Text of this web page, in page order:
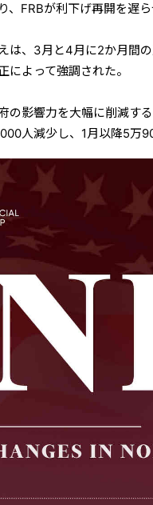
、FRBが利下げ再開を遅
は、3月と4月に2か月間
によって強調された。
の影響力を大幅に削減す
人減少し、1月以降5万